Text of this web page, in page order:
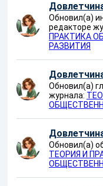
Обновил(а)
редакторе
ПРАКТИКА
РАЗВИТИЯ
Обновил(а)
журнала:
Обновил(а)
ТЕОРИЯ И